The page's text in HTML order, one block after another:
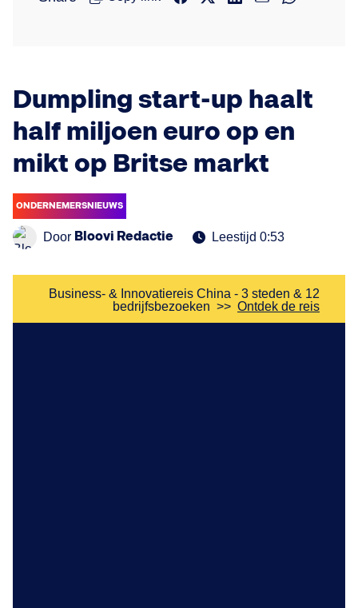
Dumpling start-up haalt
half miljoen euro op en
mikt op Britse markt
ONDERNEMERSNIEUWS
Door Bloovi Redactie Leestijd 0:53
Business- & Innovatiereis China - 3 steden & 12
bedrijfsbezoeken >> Ontdek de reis